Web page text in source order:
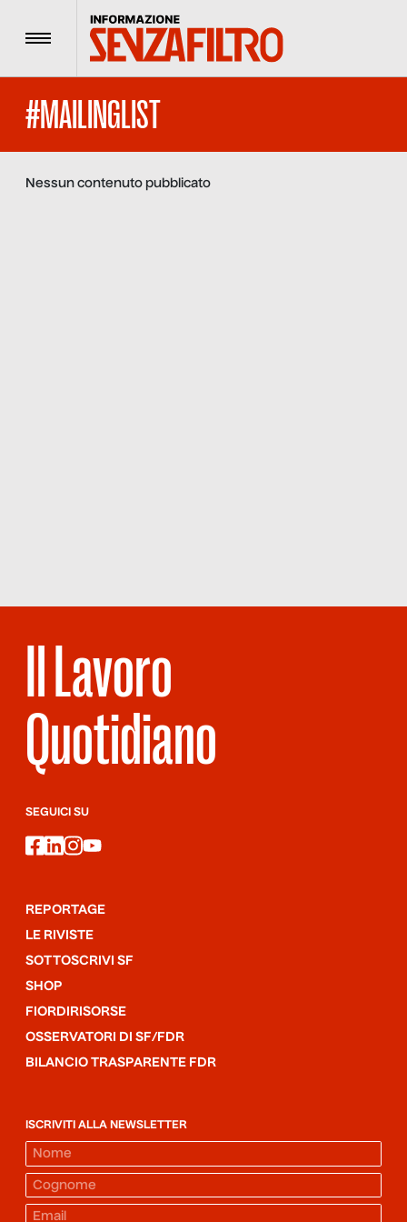
Menu
#MAILINGLIST
Nessun contenuto pubblicato
Il Lavoro
Quotidiano
SEGUICI SU
facebook
linkedin
instagram
youtube
REPORTAGE
LE RIVISTE
SOTTOSCRIVI SF
SHOP
FIORDIRISORSE
OSSERVATORI DI SF/FDR
BILANCIO TRASPARENTE FDR
ISCRIVITI ALLA NEWSLETTER